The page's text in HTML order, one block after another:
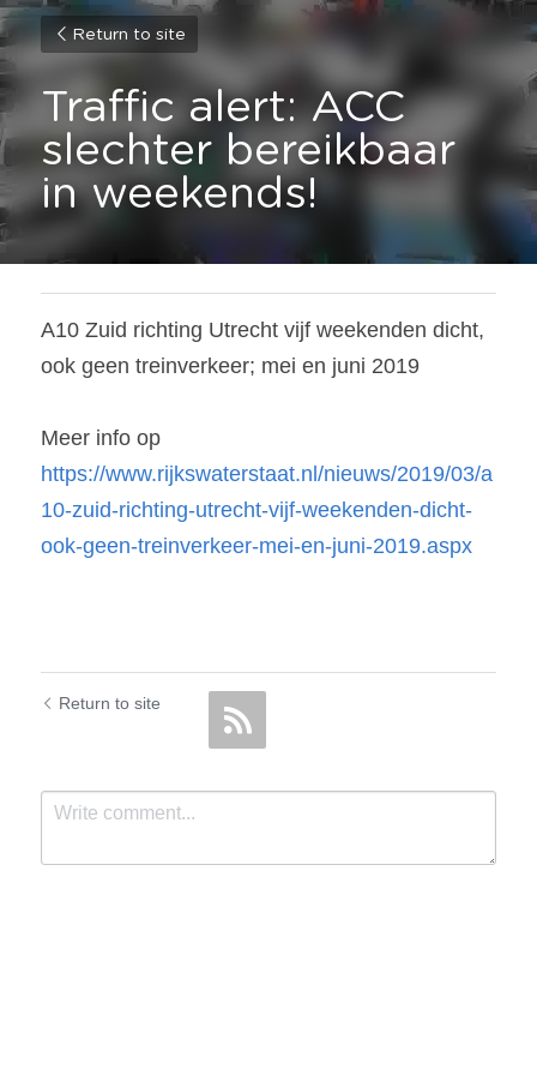
Return to site
Traffic alert: ACC
slechter bereikbaar
in weekends!
A10 Zuid richting Utrecht vijf weekenden dicht,
ook geen treinverkeer; mei en juni 2019
https://www.rijkswaterstaat.nl/nieuws/2019/03/a
10-zuid-richting-utrecht-vijf-weekenden-dicht-
ook-geen-treinverkeer-mei-en-juni-2019.aspx
Return to site